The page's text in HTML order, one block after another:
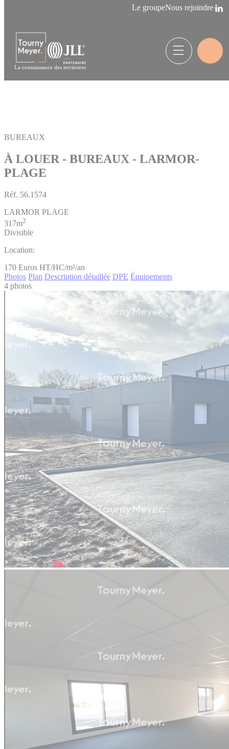
Le groupeNous rejoindre
La connaissance des territoires
BUREAUX
À LOUER - BUREAUX - LARMOR-
PLAGE
Réf. 56.1574
LARMOR PLAGE
317m2
Divisible
Location:
170 Euros HT/HC/m²/an
Photos Plan Description détaillée DPE Équipements
4 photos